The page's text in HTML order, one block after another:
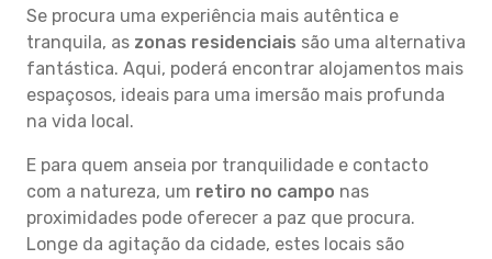
Se procura uma experiência mais autêntica e
tranquila, as zonas residenciais são uma alternativa
fantástica. Aqui, poderá encontrar alojamentos mais
espaçosos, ideais para uma imersão mais profunda
na vida local.
E para quem anseia por tranquilidade e contacto
com a natureza, um retiro no campo nas
proximidades pode oferecer a paz que procura.
Longe da agitação da cidade, estes locais são